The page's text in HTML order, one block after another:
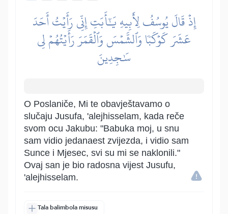
إِذۡ قَالَ يُوسُفُ لِأَبِيهِ يَٰٓأَبَتِ إِنِّي رَأَيۡتُ أَحَدَ
عَشَرَ كَوۡكَبٗا وَٱلشَّمۡسَ وَٱلۡقَمَرَ رَأَيۡتُهُمۡ لِي
سَٰجِدِينَ
O Poslaniče, Mi te obavještavamo o
slučaju Jusufa, 'alejhisselam, kada reče
svom ocu Jakubu: "Babuka moj, u snu
sam vidio jedanaest zvijezda, i vidio sam
Sunce i Mjesec, svi su mi se naklonili."
Ovaj san je bio radosna vijest Jusufu,
'alejhisselam.
Tala balimbola misusu